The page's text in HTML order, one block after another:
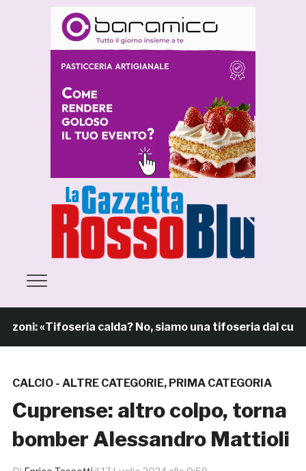
«Tifoseria calda? No, siamo una tifoseria dal cuore
CALCIO - ALTRE CATEGORIE, PRIMA CATEGORIA
Cuprense: altro colpo, torna
bomber Alessandro Mattioli